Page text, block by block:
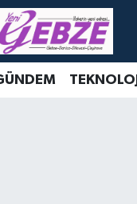
TEKNOLOJİ